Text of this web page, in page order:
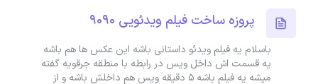
پروزه ساخت فیلم ویدئویی 9090
باسلام یه فیلم ویدئو داستانی باشه این عکس ها هم باشه
یه قسمت اش داخل ویس در رابطه با منطقه جرقویه گفته
میشه یه فیلم باشه 5 دقیقه ویس هم داخلش باشه و از